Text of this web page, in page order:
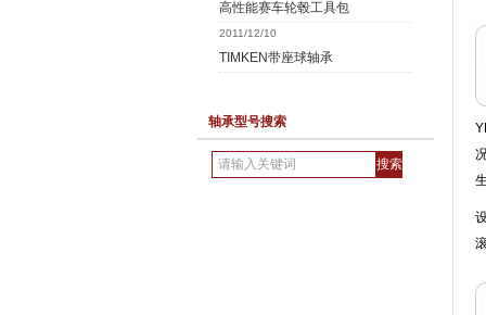
高性能赛车轮毂工具包
2011/12/10
TIMKEN带座球轴承
轴承型号搜索